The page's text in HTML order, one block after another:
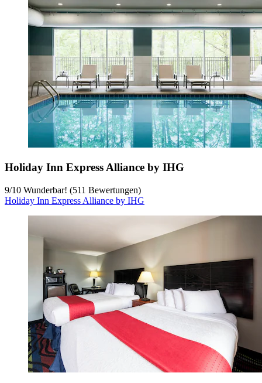
Holiday Inn Express Alliance by IHG
9/10 Wunderbar! (511 Bewertungen)
Holiday Inn Express Alliance by IHG